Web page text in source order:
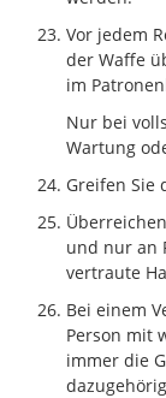
Vor jedem
der Waffe
im
Nur bei
Wartung
Greifen Sie
und nur an
vertraute
Bei einem
Person mit
immer die